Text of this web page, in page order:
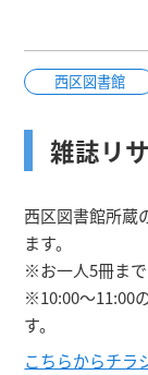
西区図書館
雑誌リ
西区図書館所蔵
ます。
※お一人5冊まで
※10:00～11:00
す。
こちらからチラ